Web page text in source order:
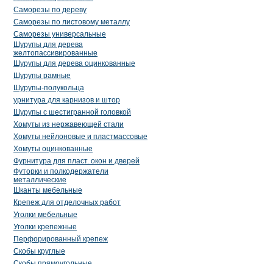
Саморезы по дереву
Саморезы по листовому металлу
Саморезы универсальные
Шурупы для дерева
желтопассивированные
Шурупы для дерева оцинкованные
Шурупы рамные
Шурупы-полукольца
урнитура для карнизов и штор
Шурупы с шестигранной головкой
Хомуты из нержавеющей стали
Хомуты нейлоновые и пластмассовые
Хомуты оцинкованные
Фурнитура для пласт. окон и дверей
Футорки и полкодержатели
металлические
Шканты мебельные
Крепеж для отделочных работ
Уголки мебельные
Уголки крепежные
Перфорированный крепеж
Скобы круглые